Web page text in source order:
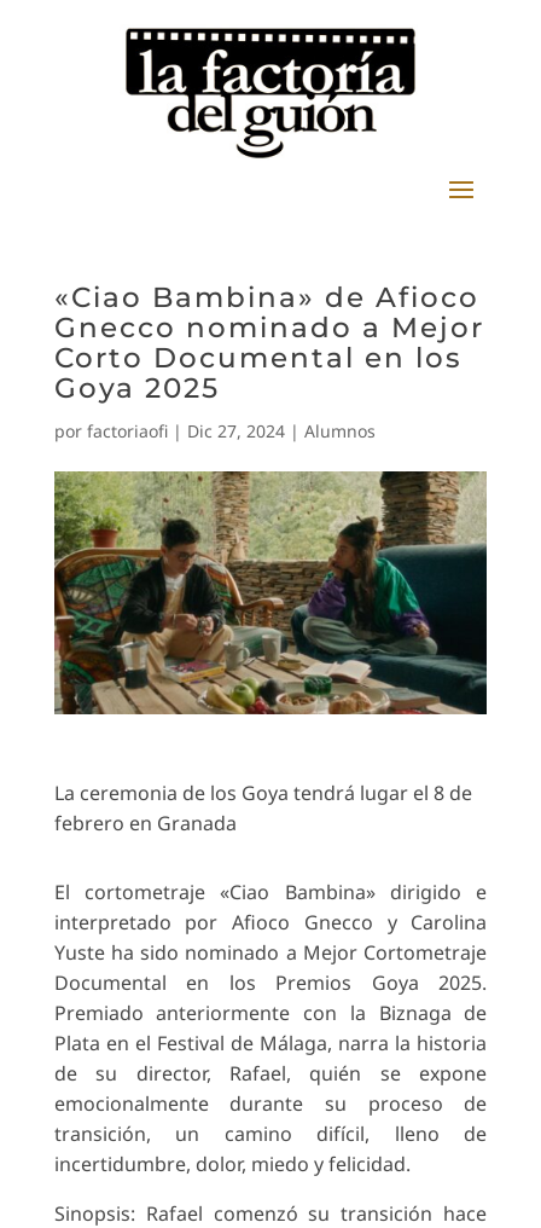
«Ciao Bambina» de Afioco
Gnecco nominado a Mejor
Corto Documental en los
Goya 2025
por factoriaofi| Dic 27, 2024| Alumnos
La ceremonia de los Goya tendrá lugar el 8 de
febrero en Granada
El cortometraje «Ciao Bambina» dirigido e
interpretado por Afioco Gnecco y Carolina
Yuste ha sido nominado a Mejor Cortometraje
Documental en los Premios Goya 2025.
Premiado anteriormente con la Biznaga de
Plata en el Festival de Málaga, narra la historia
de su director, Rafael, quién se expone
emocionalmente durante su proceso de
transición, un camino difícil, lleno de
incertidumbre, dolor, miedo y felicidad.
Sinopsis: Rafael comenzó su transición hace